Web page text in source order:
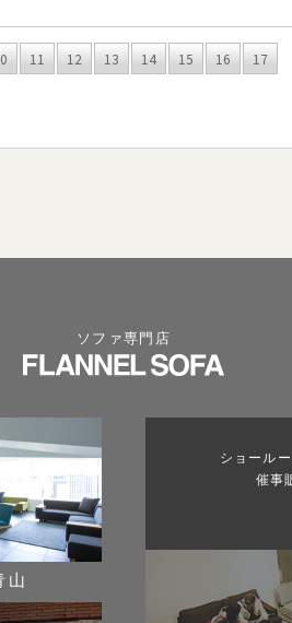
11 12 13 14 15 16
17
ソファ専門店
山
ショール
催事